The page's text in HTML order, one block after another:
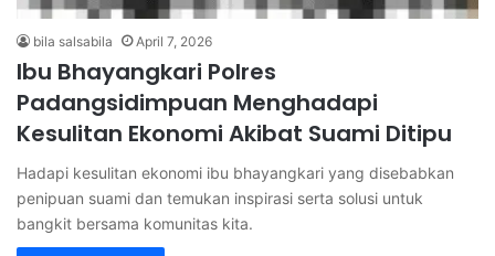
bila salsabila April 7, 2026
Ibu Bhayangkari Polres
Padangsidimpuan Menghadapi
Kesulitan Ekonomi Akibat Suami Ditipu
Hadapi kesulitan ekonomi ibu bhayangkari yang disebabkan
penipuan suami dan temukan inspirasi serta solusi untuk
bangkit bersama komunitas kita.